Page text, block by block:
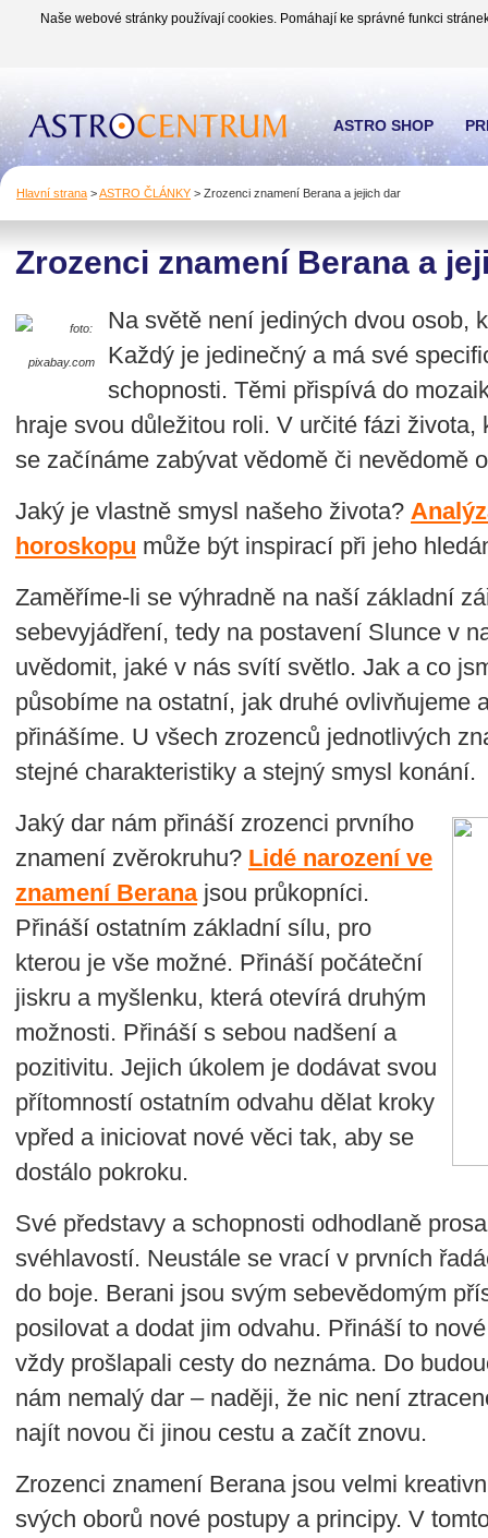
Naše webové stránky používají cookies. Pomáhají ke správné funkci
Hlavní strana >ASTRO ČLÁNKY > Zrozenci znamení Berana a jejich dar
Zrozenci znamení Berana a
foto:
pixabay.com
Na světě není jediných dvou osob,
Každý je jedinečný a má své
schopnosti. Těmi přispívá do
hraje svou důležitou roli. V určité fázi
se začínáme zabývat vědomě či nevědomě
Jaký je vlastně smysl našeho života?
horoskopu může být inspirací při jeho
Zaměříme-li se výhradně na naší základní
sebevyjádření, tedy na postavení Slunce v
uvědomit, jaké v nás svítí světlo. Jak a co
působíme na ostatní, jak druhé ovlivňujeme
přinášíme. U všech zrozenců jednotlivých
stejné charakteristiky a stejný smysl konání.
Jaký dar nám přináší zrozenci prvního
znamení zvěrokruhu? Lidé narození ve
znamení Beranajsou průkopníci.
Přináší ostatním základní sílu, pro
kterou je vše možné. Přináší počáteční
jiskru a myšlenku, která otevírá druhým
možnosti. Přináší s sebou nadšení a
pozitivitu. Jejich úkolem je dodávat svou
přítomností ostatním odvahu dělat kroky
vpřed a iniciovat nové věci tak, aby se
dostálo pokroku.
Své představy a schopnosti odhodlaně
svéhlavostí. Neustále se vrací v prvních
do boje. Berani jsou svým sebevědomým
posilovat a dodat jim odvahu. Přináší to
vždy prošlapali cesty do neznáma. Do
nám nemalý dar – naději, že nic není
najít novou či jinou cestu a začít znovu.
Zrozenci znamení Berana jsou velmi
svých oborů nové postupy a principy. V
ASTRO SHOP